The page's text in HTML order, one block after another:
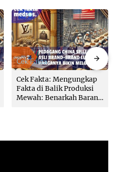
Cek Fakta
Cek Fakta: Mengungkap
Fakta di Balik Produksi
Mewah: Benarkah Barang